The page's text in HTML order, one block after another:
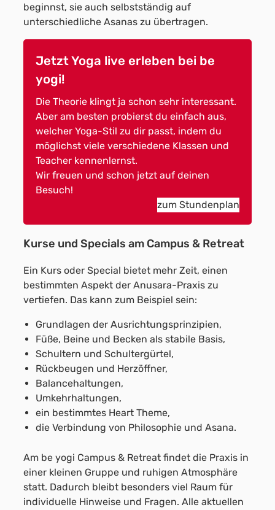
beginnst, sie auch selbstständig auf
unterschiedliche Asanas zu übertragen.
Jetzt Yoga live erleben bei be
yogi!
Die Theorie klingt ja schon sehr interessant.
Aber am besten probierst du einfach aus,
welcher Yoga-Stil zu dir passt, indem du
möglichst viele verschiedene Klassen und
Teacher kennenlernst.
Wir freuen und schon jetzt auf deinen
Besuch!
zum Stundenplan
Kurse und Specials am Campus & Retreat
Ein Kurs oder Special bietet mehr Zeit, einen
bestimmten Aspekt der Anusara-Praxis zu
vertiefen. Das kann zum Beispiel sein:
Grundlagen der Ausrichtungsprinzipien,
Füße, Beine und Becken als stabile Basis,
Schultern und Schultergürtel,
Rückbeugen und Herzöffner,
Balancehaltungen,
Umkehrhaltungen,
ein bestimmtes Heart Theme,
die Verbindung von Philosophie und Asana.
Am be yogi Campus & Retreat findet die Praxis in
einer kleinen Gruppe und ruhigen Atmosphäre
statt. Dadurch bleibt besonders viel Raum für
individuelle Hinweise und Fragen. Alle aktuellen